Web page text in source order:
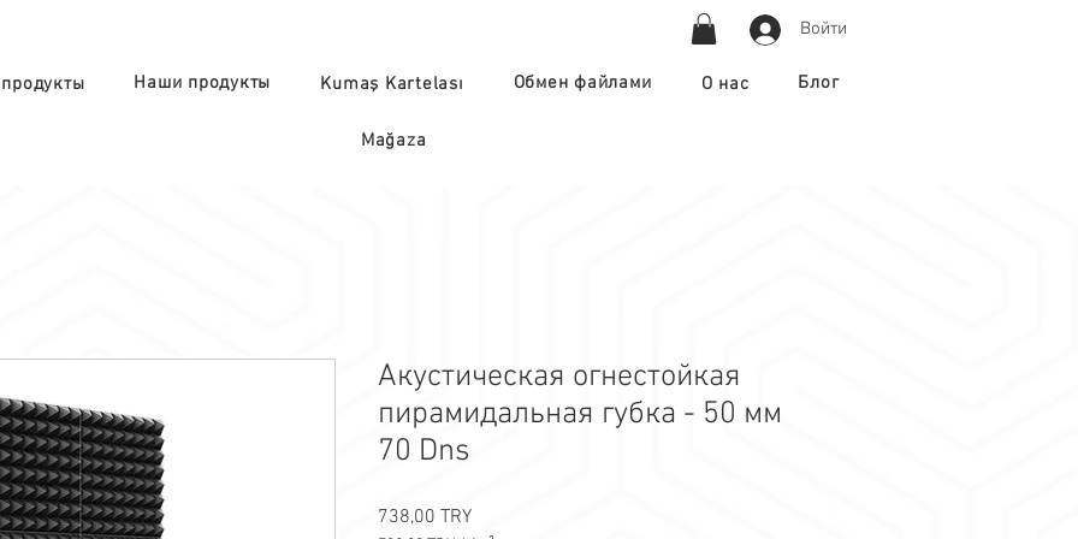
Войти
Наши продукты Kumaş Kartelası Обмен файлами О нас Блог
Mağaza
Акустическая огнестойкая
пирамидальная губка - 50 мм
70 Dns
738,00 TRYЦена